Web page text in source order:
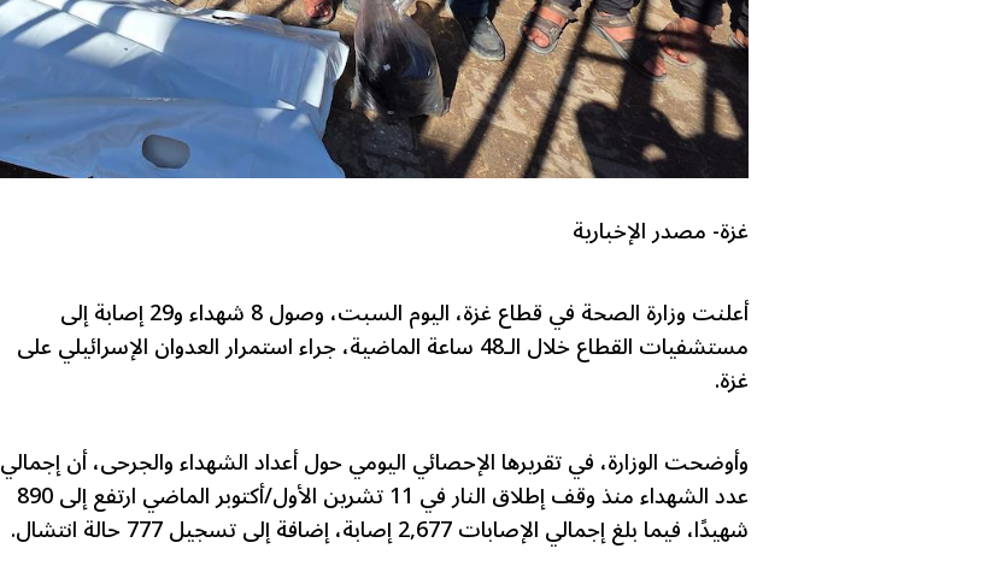
غزة- مصدر الإخبارية
أعلنت وزارة الصحة في قطاع غزة، اليوم السبت، وصول 8 شهداء و29 إصابة إلى
مستشفيات القطاع خلال الـ48 ساعة الماضية، جراء استمرار العدوان الإسرائيلي على
غزة.
وأوضحت الوزارة، في تقريرها الإحصائي اليومي حول أعداد الشهداء والجرحى، أن إجمالي
عدد الشهداء منذ وقف إطلاق النار في 11 تشرين الأول/أكتوبر الماضي ارتفع إلى 890
شهيدًا، فيما بلغ إجمالي الإصابات 2,677 إصابة، إضافة إلى تسجيل 777 حالة انتشال.